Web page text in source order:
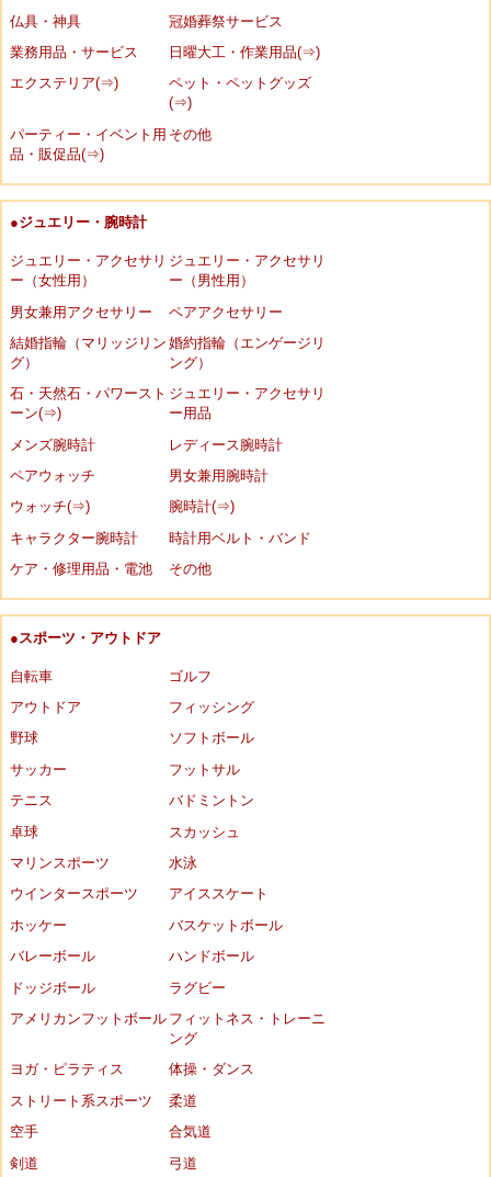
仏具・神具
冠婚葬祭サービス
業務用品・サービス
日曜大工・作業用品(⇒)
エクステリア(⇒)
ペット・ペットグッズ
(⇒)
パーティー・イベント用
品・販促品(⇒)
その他
●ジュエリー・腕時計
ジュエリー・アクセサリ
ー（女性用）
ジュエリー・アクセサリ
ー（男性用）
男女兼用アクセサリー
ペアアクセサリー
結婚指輪（マリッジリン
グ）
婚約指輪（エンゲージリ
ング）
石・天然石・パワースト
ーン(⇒)
ジュエリー・アクセサリ
ー用品
メンズ腕時計
レディース腕時計
ペアウォッチ
男女兼用腕時計
ウォッチ(⇒)
腕時計(⇒)
キャラクター腕時計
時計用ベルト・バンド
ケア・修理用品・電池
その他
●スポーツ・アウトドア
自転車
ゴルフ
アウトドア
フィッシング
野球
ソフトボール
サッカー
フットサル
テニス
バドミントン
卓球
スカッシュ
マリンスポーツ
水泳
ウインタースポーツ
アイススケート
ホッケー
バスケットボール
バレーボール
ハンドボール
ドッジボール
ラグビー
アメリカンフットボール フィットネス・トレーニ
ング
ヨガ・ピラティス
体操・ダンス
ストリート系スポーツ
柔道
空手
合気道
剣道
弓道